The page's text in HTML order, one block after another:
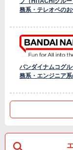
務系・テレオペの
バンダイナムコグ
務系・エンジニア